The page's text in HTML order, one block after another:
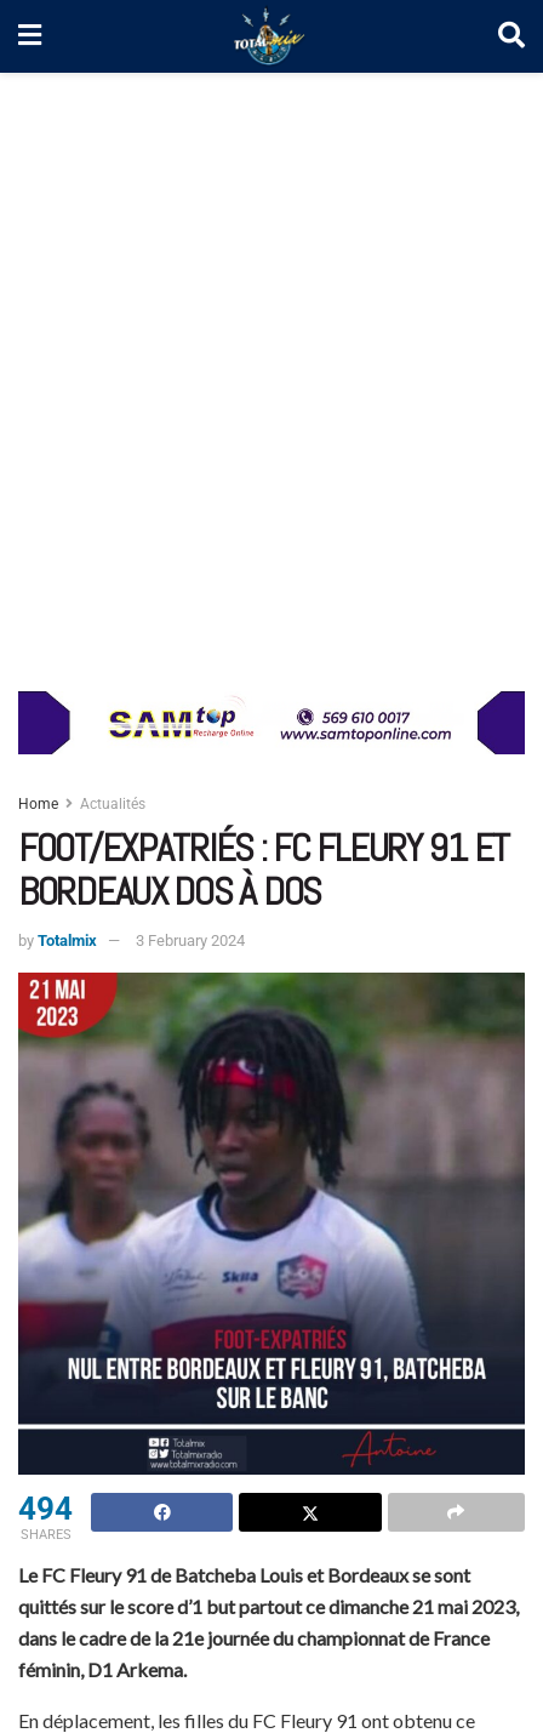
Home Actualités
FOOT/EXPATRIÉS : FC FLEURY 91 ET
BORDEAUX DOS À DOS
by Totalmix 3 February 2024
494
SHARES
Le FC Fleury 91 de Batcheba Louis et Bordeaux se sont
quittés sur le score d’1 but partout ce dimanche 21 mai 2023,
dans le cadre de la 21e journée du championnat de France
féminin, D1 Arkema.
En déplacement, les filles du FC Fleury 91 ont obtenu ce